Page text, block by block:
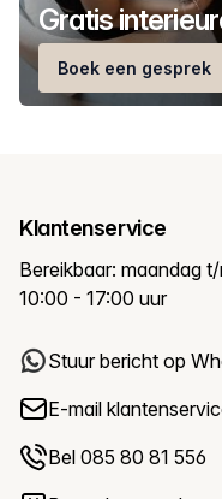
Gratis
Boek een gesprek
Klantenservice
Bereikbaar: maandag
10:00 - 17:00 uur
Stuur bericht op
E-mail
Bel 085 80 81 556